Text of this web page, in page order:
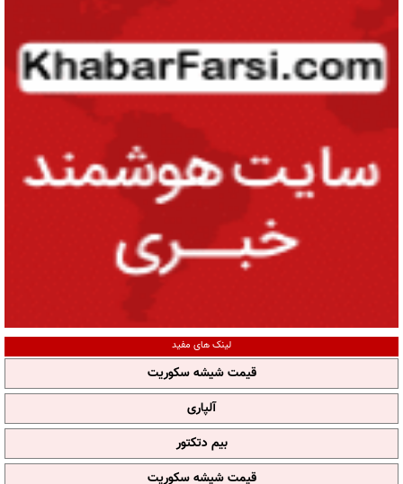
لینک های مفید
قیمت شیشه سکوریت
آلپاری
بیم دتکتور
قیمت شیشه سکوریت